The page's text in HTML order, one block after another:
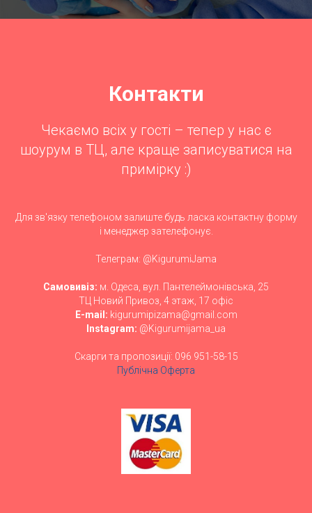
Контакти
Чекаємо всіх у гості – тепер у нас є
шоурум в ТЦ, але краще записуватися на
примірку :)
Для зв'язку телефоном залиште будь ласка контактну форму
і менеджер зателефонує.
Телеграм: @KigurumiJama
Самовивіз: м. Одеса, вул. Пантелеймонівська, 25
ТЦ Новий Привоз, 4 этаж, 17 офіс
E-mail: kigurumipizama@gmail.com
Instagram: @Kigurumijama_ua
Скарги та пропозиції: 096 951-58-15
Публічна Оферта